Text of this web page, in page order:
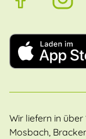
Wir liefern in über
Mosbach,